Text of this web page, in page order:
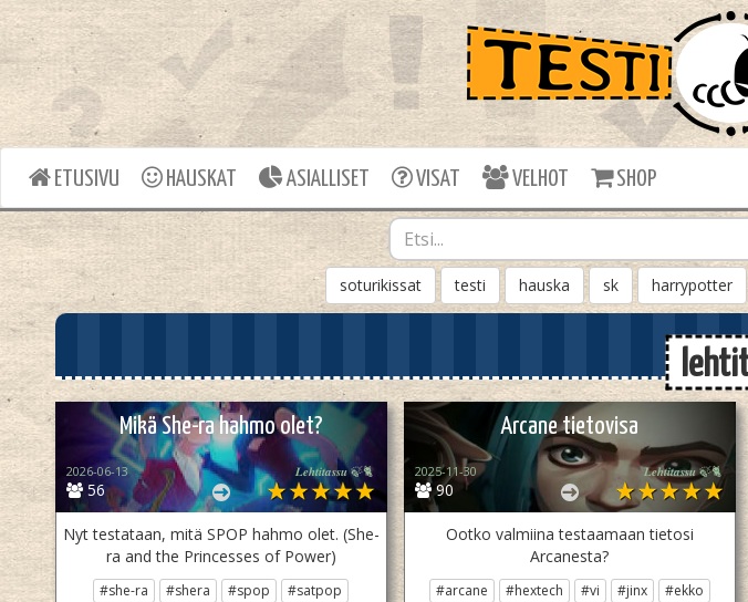
ETUSIVU HAUSKAT ASIALLISET VISAT VELHOT SHOP
soturikissat testi hauska sk harrypotter
Mikä She-ra hahmo olet?
56
2026-06-13 𝑳𝒆𝒉𝒕𝒊𝒕𝒂𝒔𝒔𝒖 🍃🐈
Nyt testataan, mitä SPOP hahmo olet. (She-
ra and the Princesses of Power)
#she-ra #shera #spop
#satpop
Arcane tietovisa
90
2025-11-30 𝑳𝒆𝒉𝒕𝒊𝒕𝒂𝒔𝒔𝒖 🍃🐈
Ootko valmiina testaamaan tietosi
Arcanesta?
#arcane #hextech #vi #jinx
#ekko